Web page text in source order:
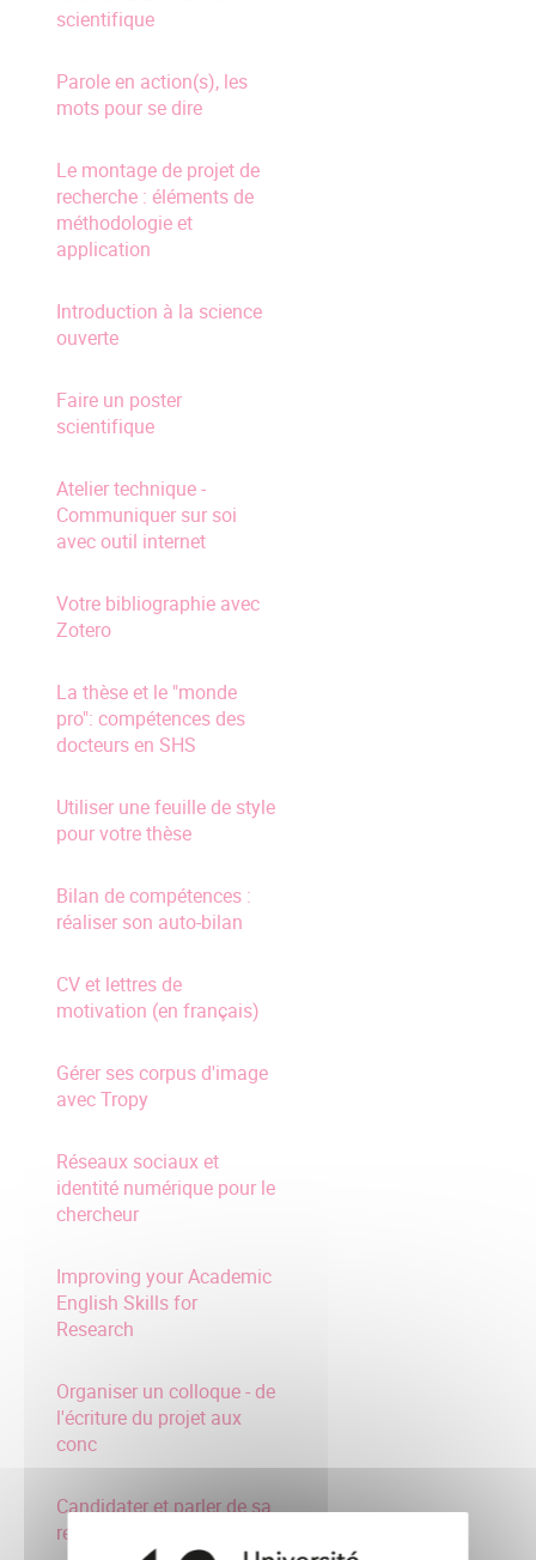
scientifique
Parole en action(s), les
mots pour se dire
Le montage de projet de
recherche : éléments de
méthodologie et
application
Introduction à la science
ouverte
Faire un poster
scientifique
Atelier technique -
Communiquer sur soi
avec outil internet
Votre bibliographie avec
Zotero
La thèse et le "monde
pro": compétences des
docteurs en SHS
Utiliser une feuille de style
pour votre thèse
Bilan de compétences :
réaliser son auto-bilan
CV et lettres de
motivation (en français)
Gérer ses corpus d'image
avec Tropy
Réseaux sociaux et
identité numérique pour le
chercheur
Improving your Academic
English Skills for
Research
Organiser un colloque - de
l'écriture du projet aux
conc
Candidater et parler de sa
recherche en anglais :